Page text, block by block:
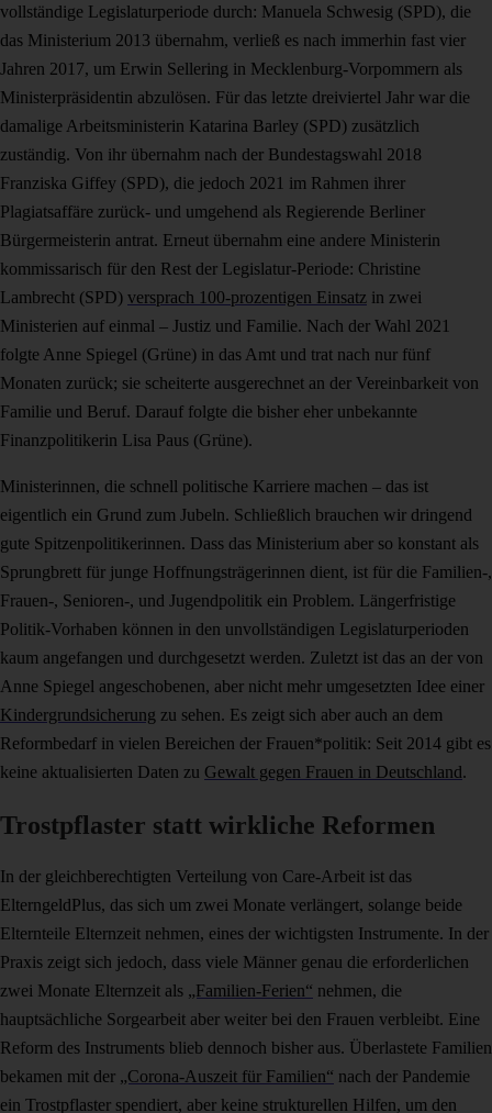
vollständige Legislaturperiode durch: Manuela Schwesig (SPD), die
das Ministerium 2013 übernahm, verließ es nach immerhin fast vier
Jahren 2017, um Erwin Sellering in Mecklenburg-Vorpommern als
Ministerpräsidentin abzulösen. Für das letzte dreiviertel Jahr war die
damalige Arbeitsministerin Katarina Barley (SPD) zusätzlich
zuständig. Von ihr übernahm nach der Bundestagswahl 2018
Franziska Giffey (SPD), die jedoch 2021 im Rahmen ihrer
Plagiatsaffäre zurück- und umgehend als Regierende Berliner
Bürgermeisterin antrat. Erneut übernahm eine andere Ministerin
kommissarisch für den Rest der Legislatur-Periode: Christine
Lambrecht (SPD) versprach 100-prozentigen Einsatz in zwei
Ministerien auf einmal – Justiz und Familie. Nach der Wahl 2021
folgte Anne Spiegel (Grüne) in das Amt und trat nach nur fünf
Monaten zurück; sie scheiterte ausgerechnet an der Vereinbarkeit von
Familie und Beruf. Darauf folgte die bisher eher unbekannte
Finanzpolitikerin Lisa Paus (Grüne).
Ministerinnen, die schnell politische Karriere machen – das ist
eigentlich ein Grund zum Jubeln. Schließlich brauchen wir dringend
gute Spitzenpolitikerinnen. Dass das Ministerium aber so konstant als
Sprungbrett für junge Hoffnungsträgerinnen dient, ist für die Familien-,
Frauen-, Senioren-, und Jugendpolitik ein Problem. Längerfristige
Politik-Vorhaben können in den unvollständigen Legislaturperioden
kaum angefangen und durchgesetzt werden. Zuletzt ist das an der von
Anne Spiegel angeschobenen, aber nicht mehr umgesetzten Idee einer
Kindergrundsicherung zu sehen. Es zeigt sich aber auch an dem
Reformbedarf in vielen Bereichen der Frauen*politik: Seit 2014 gibt es
keine aktualisierten Daten zu Gewalt gegen Frauen in Deutschland.
Trostpflaster statt wirkliche Reformen
In der gleichberechtigten Verteilung von Care-Arbeit ist das
ElterngeldPlus, das sich um zwei Monate verlängert, solange beide
Elternteile Elternzeit nehmen, eines der wichtigsten Instrumente. In der
Praxis zeigt sich jedoch, dass viele Männer genau die erforderlichen
zwei Monate Elternzeit als „Familien-Ferien“ nehmen, die
hauptsächliche Sorgearbeit aber weiter bei den Frauen verbleibt. Eine
Reform des Instruments blieb dennoch bisher aus. Überlastete Familien
bekamen mit der „Corona-Auszeit für Familien“ nach der Pandemie
ein Trostpflaster spendiert, aber keine strukturellen Hilfen, um den